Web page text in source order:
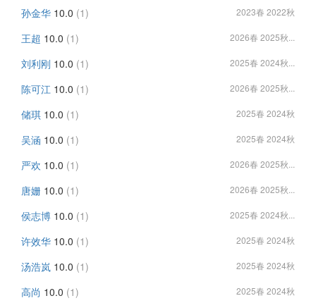
孙金华 10.0 (1) 2023春 2022秋
王超 10.0 (1) 2026春 2025秋...
刘利刚 10.0 (1) 2025春 2024秋...
陈可江 10.0 (1) 2026春 2025秋...
储琪 10.0 (1) 2025春 2024秋
吴涵 10.0 (1) 2025春 2024秋
严欢 10.0 (1) 2026春 2025秋...
唐姗 10.0 (1) 2026春 2025秋...
侯志博 10.0 (1) 2025春 2024秋...
许效华 10.0 (1) 2025春 2024秋
汤浩岚 10.0 (1) 2025春 2024秋
高尚 10.0 (1) 2025春 2024秋